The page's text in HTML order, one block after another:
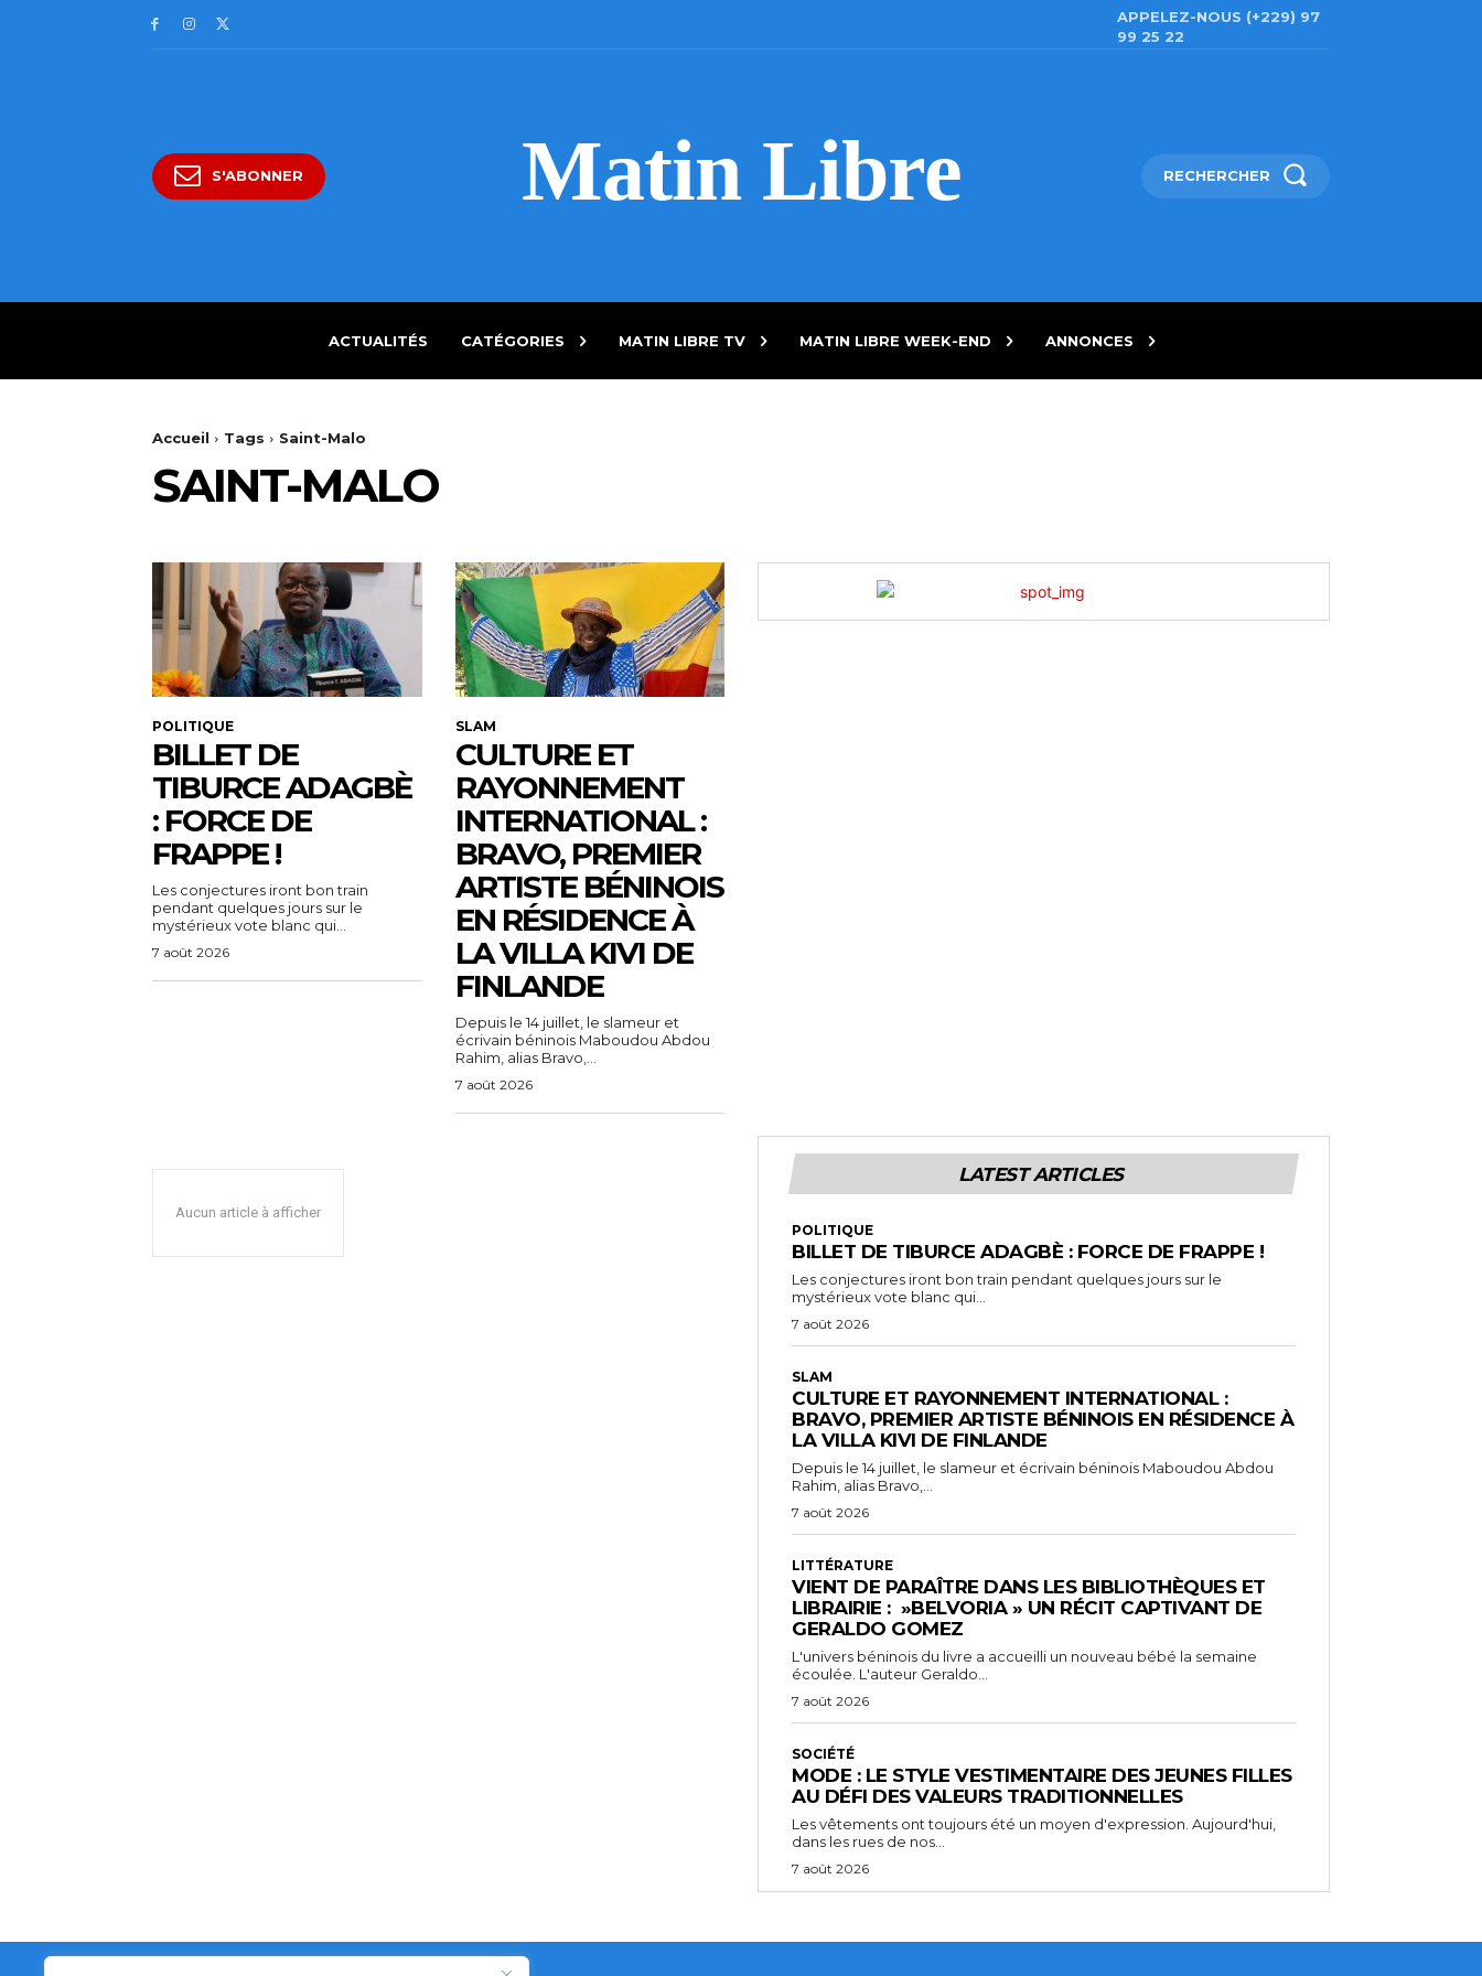
APPELEZ-NOUS (+229) 97
99 25 22
S'ABONNER Matin Libre RECHERCHER
ACTUALITÉS CATÉGORIES MATIN LIBRE TV MATIN LIBRE WEEK-END ANNONCES
Accueil Tags Saint-Malo
SAINT-MALO
POLITIQUE
BILLET DE
TIBURCE ADAGBÈ
: FORCE DE
FRAPPE !
Les conjectures iront bon train
pendant quelques jours sur le
mystérieux vote blanc qui...
7 août 2026
SLAM
CULTURE ET
RAYONNEMENT
INTERNATIONAL :
BRAVO, PREMIER
ARTISTE BÉNINOIS
EN RÉSIDENCE À
LA VILLA KIVI DE
FINLANDE
Depuis le 14 juillet, le slameur et
écrivain béninois Maboudou Abdou
Rahim, alias Bravo,...
7 août 2026
Aucun article à afficher
LATEST ARTICLES
POLITIQUE
BILLET DE TIBURCE ADAGBÈ : FORCE DE FRAPPE !
Les conjectures iront bon train pendant quelques jours sur le
mystérieux vote blanc qui...
7 août 2026
SLAM
CULTURE ET RAYONNEMENT INTERNATIONAL :
BRAVO, PREMIER ARTISTE BÉNINOIS EN RÉSIDENCE À
LA VILLA KIVI DE FINLANDE
Depuis le 14 juillet, le slameur et écrivain béninois Maboudou Abdou
Rahim, alias Bravo,...
7 août 2026
LITTÉRATURE
VIENT DE PARAÎTRE DANS LES BIBLIOTHÈQUES ET
LIBRAIRIE : »BELVORIA » UN RÉCIT CAPTIVANT DE
GERALDO GOMEZ
L'univers béninois du livre a accueilli un nouveau bébé la semaine
écoulée. L'auteur Geraldo...
7 août 2026
SOCIÉTÉ
MODE : LE STYLE VESTIMENTAIRE DES JEUNES FILLES
AU DÉFI DES VALEURS TRADITIONNELLES
Les vêtements ont toujours été un moyen d'expression. Aujourd'hui,
dans les rues de nos...
7 août 2026